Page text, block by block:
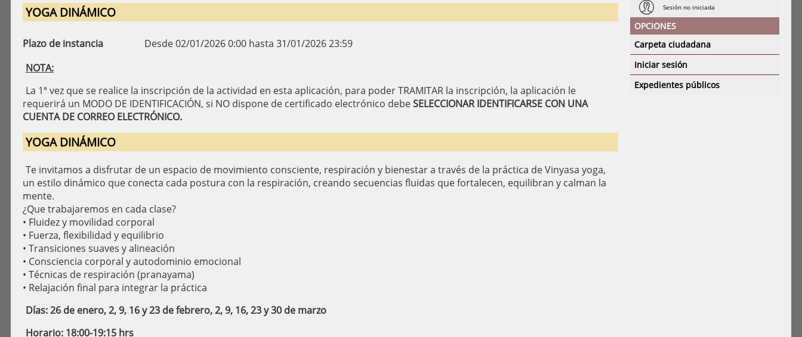
Sesión no iniciada
OPCIONES
Carpeta ciudadana
Iniciar sesión
Expedientes públicos
YOGA DINÁMICO
Plazo de instancia
Desde 02/01/2026 0:00 hasta 31/01/2026 23:59
NOTA:
La 1ª vez que se realice la inscripción de la actividad en esta aplicación, para poder TRAMITAR la inscripción, la aplicación le
requerirá un MODO DE IDENTIFICACIÓN, si NO dispone de certificado electrónico debeSELECCIONAR IDENTIFICARSE CON UNA
CUENTA DE CORREO ELECTRÓNICO.
YOGA DINÁMICO
Te invitamos a disfrutar de un espacio de movimiento consciente, respiración y bienestar a través de la práctica de Vinyasa yoga,
un estilo dinámico que conecta cada postura con la respiración, creando secuencias fluidas que fortalecen, equilibran y calman la
mente.
¿Que trabajaremos en cada clase?
• Fluidez y movilidad corporal
• Fuerza, flexibilidad y equilibrio
• Transiciones suaves y alineación
• Consciencia corporal y autodominio emocional
• Técnicas de respiración (pranayama)
• Relajación final para integrar la práctica
Días: 26 de enero, 2, 9, 16 y 23 de febrero, 2, 9, 16, 23 y 30 de marzo
Horario: 18:00-19:15 hrs